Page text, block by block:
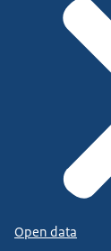
Open data